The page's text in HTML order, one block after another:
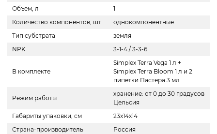
Объем, л
1
Количество компонентов, шт
однокомпонентные
Тип субстрата
земля
NPK
3-1-4 / 3-3-6
В комплекте
Simplex Terra Vega 1 л +
Simplex Terra Bloom 1 л и 2
пипетки Пастера 3 мл
Режим работы
хранение: от 0 до 30 градусов
Цельсия
Габариты упаковки, см
23x14x14
Страна-производитель
Россия